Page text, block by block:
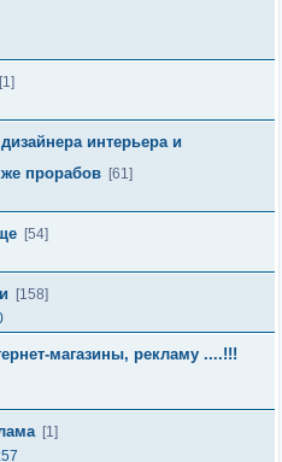
[1]
интерьера и
прорабов [61]
[54]
[158]
магазины, рекламу ....!!!
[1]